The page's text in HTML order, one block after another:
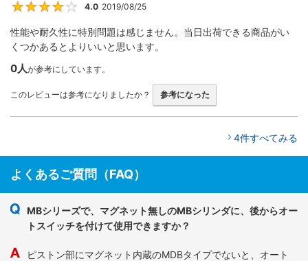
4
4.0 2019/08/25
性能や耐久性に特別問題は感じません。当日出荷できる商品がい
くつかあるとよりいいと思います。
0人が参考にしています。
このレビューは参考になりましたか？ 参考になった
4件すべてみる
よくあるご質問（FAQ）
MBシリーズで、マグネット無しのMBシリンダに、後からオー
トスイッチを付けて使用できますか？
ピストン部にマグネット内蔵のMDBタイプでないと、オート